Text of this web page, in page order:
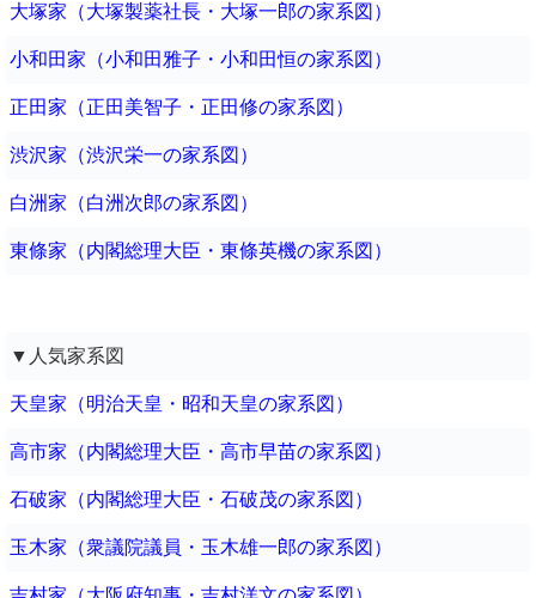
大塚家（大塚製薬社長・大塚一郎の家系図）
小和田家（小和田雅子・小和田恒の家系図）
正田家（正田美智子・正田修の家系図）
渋沢家（渋沢栄一の家系図）
白洲家（白洲次郎の家系図）
東條家（内閣総理大臣・東條英機の家系図）
▼人気家系図
天皇家（明治天皇・昭和天皇の家系図）
高市家（内閣総理大臣・高市早苗の家系図）
石破家（内閣総理大臣・石破茂の家系図）
玉木家（衆議院議員・玉木雄一郎の家系図）